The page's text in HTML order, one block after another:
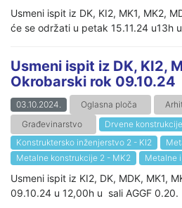
Usmeni ispit iz DK, KI2, MK1, MK2,
će se održati u petak 15.11.24 u13h
Usmeni ispit iz DK, KI2,
Okrobarski rok 09.10.24
03.10.2024. Oglasna ploča
Građevinarstvo
Drvene
Konstruktersko inženjerstvo 2 - KI2
Metalne konstrukcije 2 - MK2
Metalne
Usmeni ispit iz KI2, DK, MDK, MK1,
09.10.24 u 12,00h u sali AGGF 0.20.